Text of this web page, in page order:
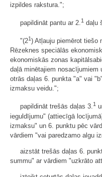
izpildes rakstura.";
papildināt pantu ar 2. 1 daļu
"(21) Atļauju piemērot tiešo
Rēzeknes speciālās
ekonomiskās zonas
daļā minētajiem
otrās daļas 6. punkta "a" vai
izmaksu veidu.";
papildināt trešās daļas 3.1
ieguldījumu" (attiecīgā
izmaksu" un 6. punktu pēc
vārdiem "vai paredzamo algu
aizstāt trešās daļas 6.
summu" ar vārdiem "uzkrāto